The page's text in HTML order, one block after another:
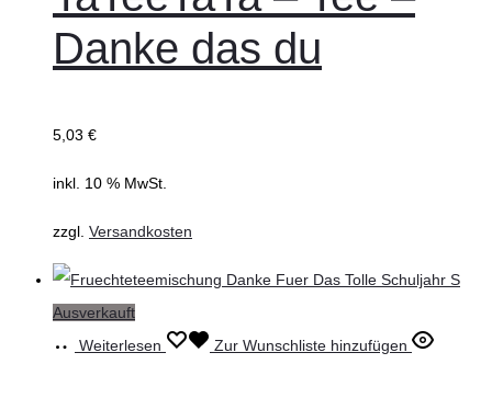
Danke das du
5,03 €
inkl. 10 % MwSt.
zzgl. Versandkosten
Ausverkauft
Weiterlesen
Zur Wunschliste hinzufügen